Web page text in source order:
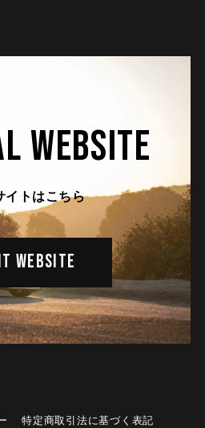
WEBSITE
イトはこちら
WEBSITE
特定商取引法に基づく表記